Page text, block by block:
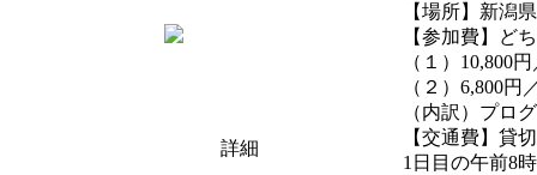
詳細
【場所】新潟
【参加費】ど
（１）10,800
（２）6,800
（内訳）プロ
【交通費】貸
1日目の午前8